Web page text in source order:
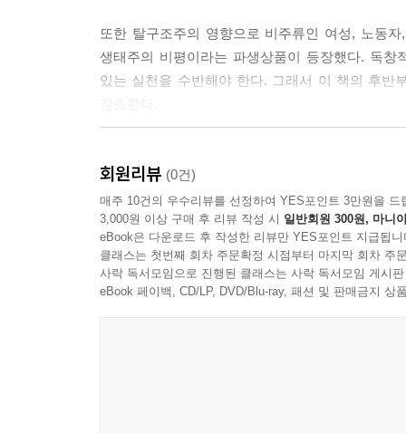
또한 탈구조주의 영향으로 비주류인 여성, 노동
생태주의 비평이라는 파생상품이 등장했다. 독
있는 실천을 수반해야 한다. 그래서 이 책의 후반
일별한다. 독자는 이들 각자의 사유의 고갱이와
고유한 사유의 틀과 중요 개념, 그리고 특징을 섬
수 있다. 아울러 탈구조주의 이론을 영문학 작품
회원리뷰 (0건)
매주 10건의 우수리뷰를 선정하여 YES포인트 3만원을 드
3,000원 이상 구매 후 리뷰 작성 시 일반회원 300원, 마니
eBook은 다운로드 후 작성한 리뷰만 YES포인트 지급됩니
클래스는 첫번째 회차 주문확정 시점부터 마지막 회차 주
사락 독서모임으로 진행된 클래스는 사락 독서모임 게시
eBook 페이백, CD/LP, DVD/Blu-ray, 패션 및 판매금지 상